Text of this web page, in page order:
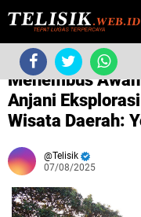
›Tanpa label ›
Menembus
Anjani
Wisata Daerah:
Telisik
07/08/2025